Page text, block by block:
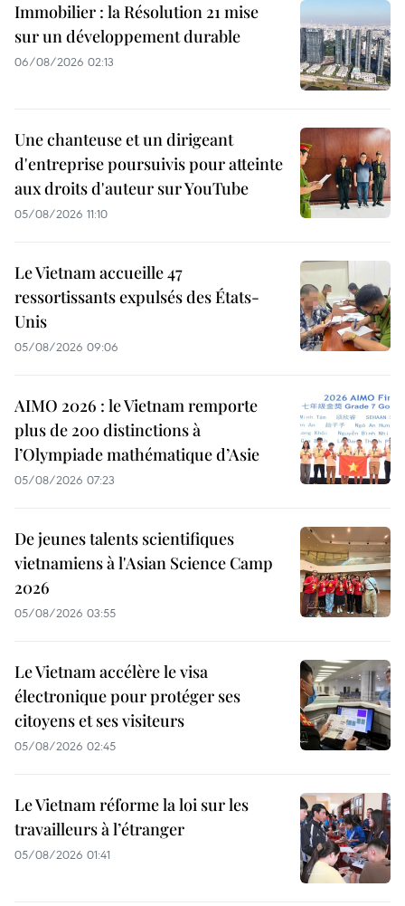
Immobilier : la Résolution 21 mise
sur un développement durable
06/08/2026 02:13
Une chanteuse et un dirigeant
d'entreprise poursuivis pour atteinte
aux droits d'auteur sur YouTube
05/08/2026 11:10
Le Vietnam accueille 47
ressortissants expulsés des États-
Unis
05/08/2026 09:06
AIMO 2026 : le Vietnam remporte
plus de 200 distinctions à
l’Olympiade mathématique d’Asie
05/08/2026 07:23
De jeunes talents scientifiques
vietnamiens à l'Asian Science Camp
2026
05/08/2026 03:55
Le Vietnam accélère le visa
électronique pour protéger ses
citoyens et ses visiteurs
05/08/2026 02:45
Le Vietnam réforme la loi sur les
travailleurs à l’étranger
05/08/2026 01:41